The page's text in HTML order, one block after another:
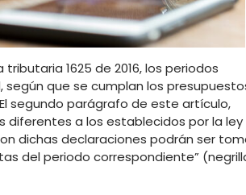
1625 de 2016, los periodos
que se cumplan los
segundo parágrafo de este artículo,
diferentes a los establecidos por la ley
dichas declaraciones podrán ser
del periodo correspondiente”